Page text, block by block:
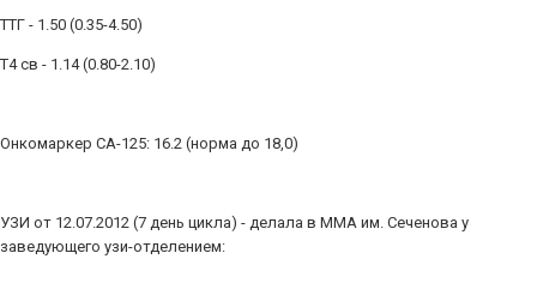
ТТГ - 1.50 (0.35-4.50)
Т4 св - 1.14 (0.80-2.10)
Онкомаркер СА-125: 16.2 (норма до 18,0)
УЗИ от 12.07.2012 (7 день цикла) - делала в ММА им. Сеченова у
заведующего узи-отделением: